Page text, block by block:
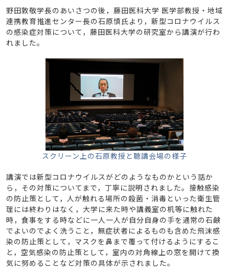
野田敦敬学長のあいさつの後，藤田医科大学 医学部教授・地域
連携教育推進センター長の石原慎氏より，新型コロナウイルス
の感染症対策について，藤田医科大学の研究室から講演が行わ
れました。
スクリーン上の石原教授と聴講会場の様子
講演では新型コロナウイルスがどのようなものかという話か
ら，その対策についてまで，丁寧に説明されました。接触感染
の防止策として，人が触れる場所の殺菌・消毒といった衛生管
理には終わりはなく，大学に来た時や講義室の机等に触れた
時，食事をする時などに一人一人が自分自身の手を通常の石鹸
でよいのでよく洗うこと，無症状者によるものも含めた飛沫感
染の防止策として，マスクを鼻まで覆って付けるようにするこ
と，空気感染の防止策として，室内の対角線上の窓を開けて換
気に努めることなど対策の具体が示されました。